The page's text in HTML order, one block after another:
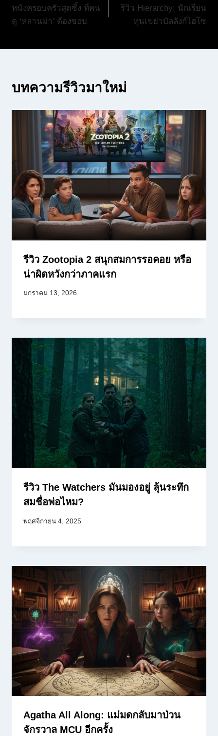
เรื่อง
หนังครอบครัวสุดซึ้ง ที่คน
ดู ‘หลานม่า’ ต้องชอบ
รีวิว Hierarchy: นักเรียน
ทุนเขย่าบัลลังก์ไฮโซ
บทความรีวิวมาใหม่
รีวิว Zootopia 2 สนุกสมการรอคอย หรือ
น่าผิดหวังกว่าภาคแรก
มกราคม 13, 2026
รีวิว The Watchers มันมองอยู่ ลุ้นระทึก
สมชื่อพ่อไหม?
พฤศจิกายน 4, 2025
Agatha All Along: แม่มดกลับมาป่วน
จักรวาล MCU อีกครั้ง